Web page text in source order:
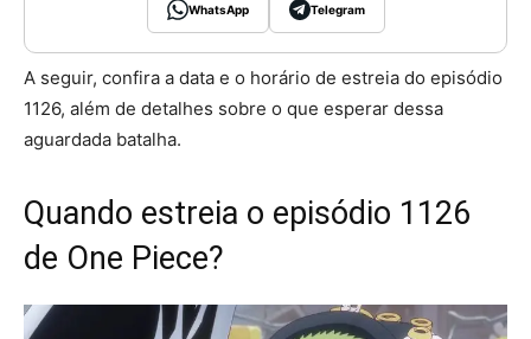
WhatsApp Telegram
A seguir, confira a data e o horário de estreia do episódio
1126, além de detalhes sobre o que esperar dessa
aguardada batalha.
Quando estreia o episódio 1126
de One Piece?